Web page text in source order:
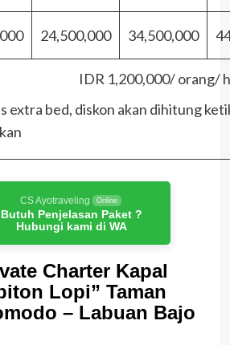
24,500,000 34,500,000
IDR 1,200,000/ orang/
extra bed, diskon akan dihitung
CS Ayotraveling Online
Butuh Penjelasan Paket ?
Hubungi kami di WA
Charter Kapal
Lopi” Taman
– Labuan Bajo